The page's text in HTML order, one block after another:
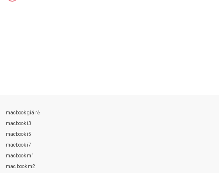
macbook giá rẻ
macbook i3
macbook i5
macbook i7
macbook m1
mac book m2